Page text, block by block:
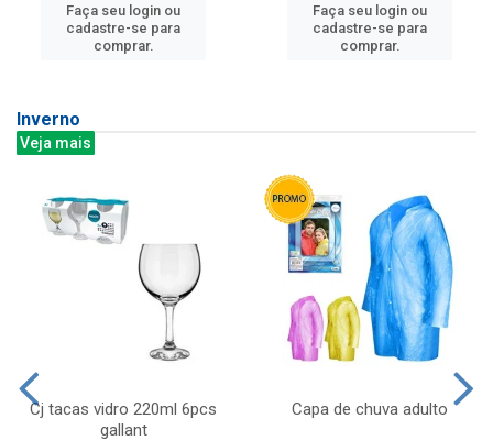
Faça seu login ou
cadastre-se para
comprar.
Faça seu login ou
cadastre-se para
comprar.
Inverno
Veja mais
Cj tacas vidro 220ml 6pcs
gallant
Capa de chuva adulto